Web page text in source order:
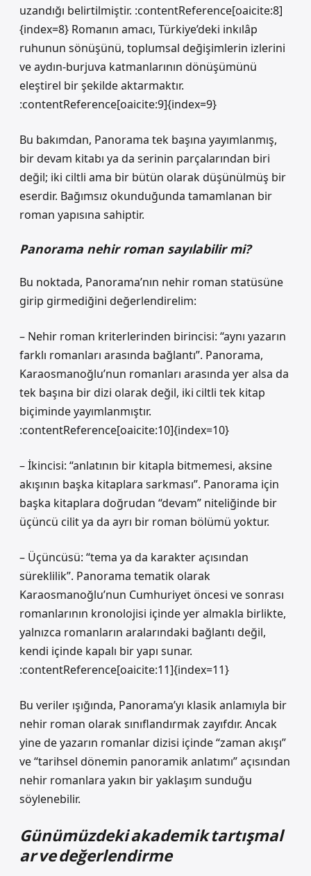
uzandığı belirtilmiştir. :contentReference[oaicite:8]
{index=8} Romanın amacı, Türkiye’deki inkılâp
ruhunun sönüşünü, toplumsal değişimlerin izlerini
ve aydın‑burjuva katmanlarının dönüşümünü
eleştirel bir şekilde aktarmaktır.
:contentReference[oaicite:9]{index=9}
Bu bakımdan, Panorama tek başına yayımlanmış,
bir devam kitabı ya da serinin parçalarından biri
değil; iki ciltli ama bir bütün olarak düşünülmüş bir
eserdir. Bağımsız okunduğunda tamamlanan bir
roman yapısına sahiptir.
Panorama nehir roman sayılabilir mi?
Bu noktada, Panorama’nın nehir roman statüsüne
girip girmediğini değerlendirelim:
– Nehir roman kriterlerinden birincisi: “aynı yazarın
farklı romanları arasında bağlantı”. Panorama,
Karaosmanoğlu’nun romanları arasında yer alsa da
tek başına bir dizi olarak değil, iki ciltli tek kitap
biçiminde yayımlanmıştır.
:contentReference[oaicite:10]{index=10}
– İkincisi: “anlatının bir kitapla bitmemesi, aksine
akışının başka kitaplara sarkması”. Panorama için
başka kitaplara doğrudan “devam” niteliğinde bir
üçüncü cilit ya da ayrı bir roman bölümü yoktur.
– Üçüncüsü: “tema ya da karakter açısından
süreklilik”. Panorama tematik olarak
Karaosmanoğlu’nun Cumhuriyet öncesi ve sonrası
romanlarının kronolojisi içinde yer almakla birlikte,
yalnızca romanların aralarındaki bağlantı değil,
kendi içinde kapalı bir yapı sunar.
:contentReference[oaicite:11]{index=11}
Bu veriler ışığında, Panorama’yı klasik anlamıyla bir
nehir roman olarak sınıflandırmak zayıfdır. Ancak
yine de yazarın romanlar dizisi içinde “zaman akışı”
ve “tarihsel dönemin panoramik anlatımı” açısından
nehir romanlara yakın bir yaklaşım sunduğu
söylenebilir.
Günümüzdeki akademik tartışmal
ar ve değerlendirme